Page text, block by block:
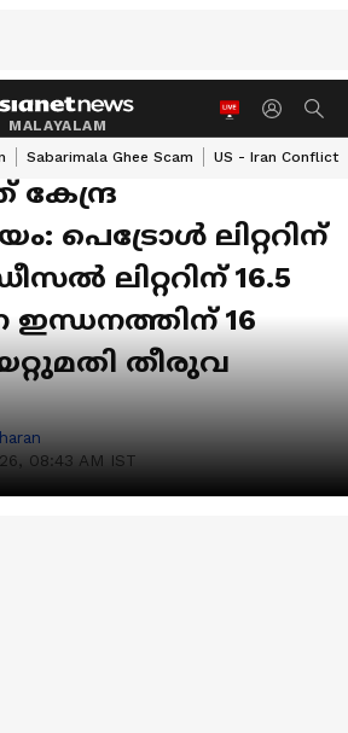
MALAYALAM
Sabarimala Ghee Scam US - Iran Conflict
കേന്ദ്ര
പെട്രോൾ ലിറ്ററിന്
ലിറ്ററിന് 16.5
ഇന്ധനത്തിന് 16
തീരുവ
08:43 AM IST